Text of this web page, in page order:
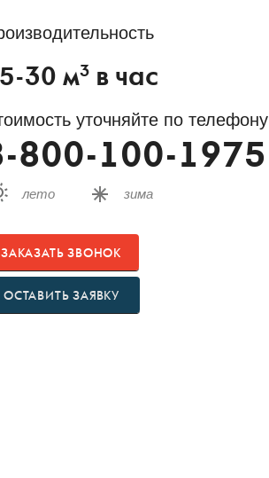
30 м3 в час
уточняйте по телефону
800-100-1975
лето зима
ЗАКАЗАТЬ ЗВОНОК
ОСТАВИТЬ ЗАЯВКУ